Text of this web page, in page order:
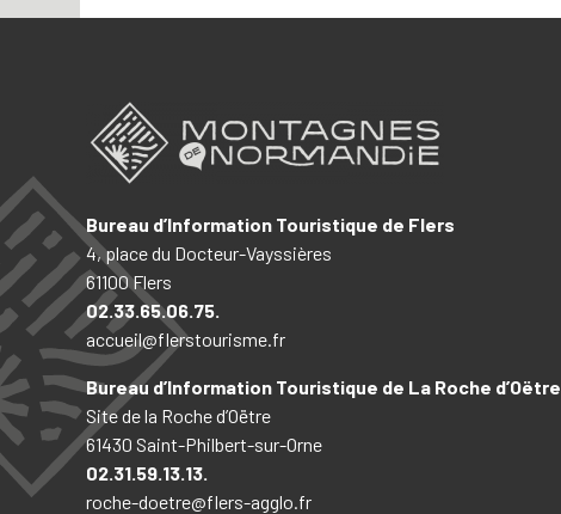
Bureau d’Information Touristique de Flers
4, place du Docteur-Vayssières
61100 Flers
02.33.65.06.75.
accueil@flerstourisme.fr
Bureau d’Information Touristique de La Roche d’Oëtre
Site de la Roche d’Oëtre
61430 Saint-Philbert-sur-Orne
02.31.59.13.13.
roche-doetre@flers-agglo.fr